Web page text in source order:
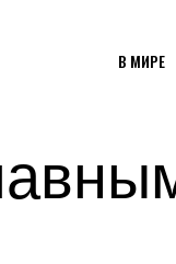
В МИРЕ